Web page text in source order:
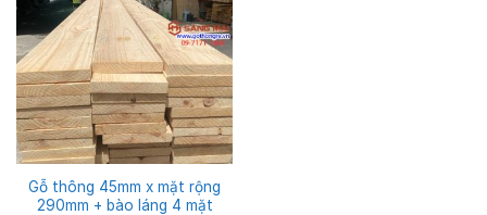
Gỗ thông 45mm x mặt rộng
290mm + bào láng 4 mặt